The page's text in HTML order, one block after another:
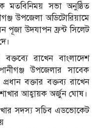
মতবিনিময় সভা অনুষ্ঠিত
উপজেলা অডিটোরিয়ামে
উদযাপন ফ্রন্ট সিলেট
রাখেন বাংলাদেশ
উপজেলার সাবেক
বক্তার বক্তব্য রাখেন
আহ্বায়ক অর্জুন ঘোষ।
সদস্য সচিব এডভোকেট